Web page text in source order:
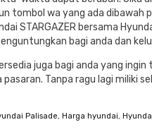
tombol wa yang ada dibawah
STARGAZER bersama
bagi anda dan
juga bagi anda yang
Tanpa ragu lagi miliki
Palisade, Harga hyundai,